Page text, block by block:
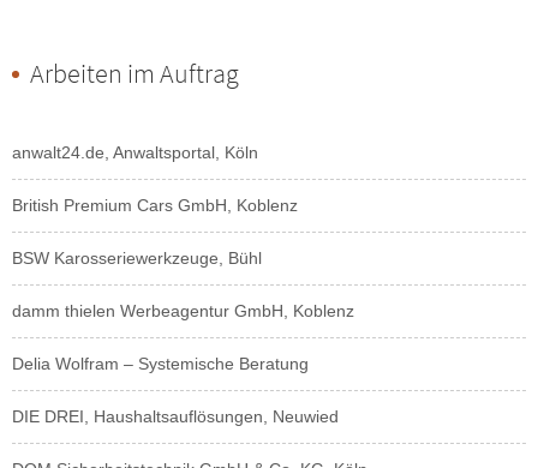
Arbeiten im Auftrag
anwalt24.de, Anwaltsportal, Köln
British Premium Cars GmbH, Koblenz
BSW Karosseriewerkzeuge, Bühl
damm thielen Werbeagentur GmbH, Koblenz
Delia Wolfram – Systemische Beratung
DIE DREI, Haushaltsauflösungen, Neuwied